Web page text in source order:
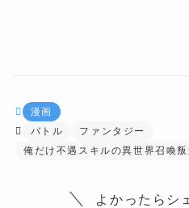
漫画
バトル
ファンタジー
俺だけ不遇スキルの異世界召喚
よかったらシ